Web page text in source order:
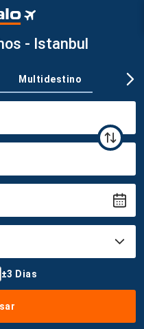
- Istanbul
Multidestino
±3 Dias